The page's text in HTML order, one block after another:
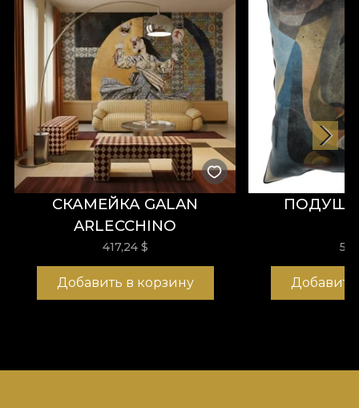
СКАМЕЙКА GALAN
ARLECCHINO
417,24 $
Добавить в корзину